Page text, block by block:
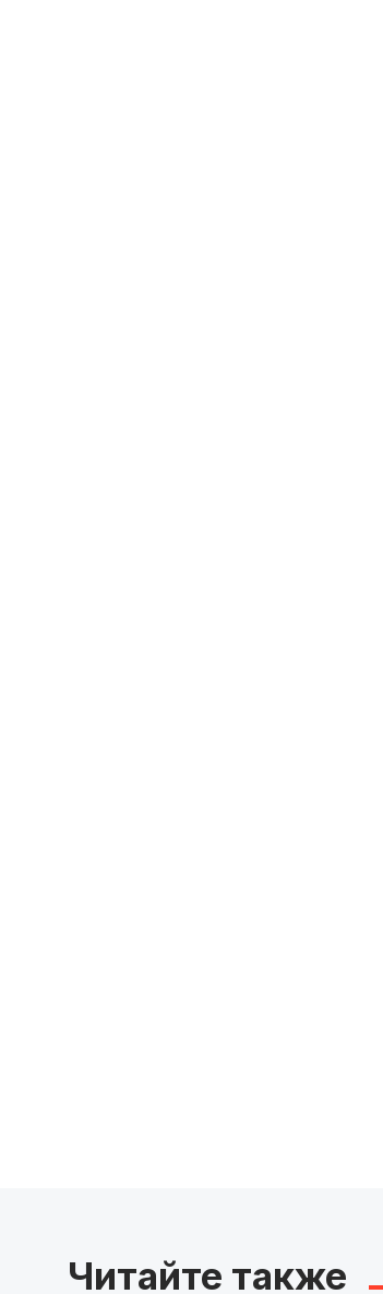
Читайте также